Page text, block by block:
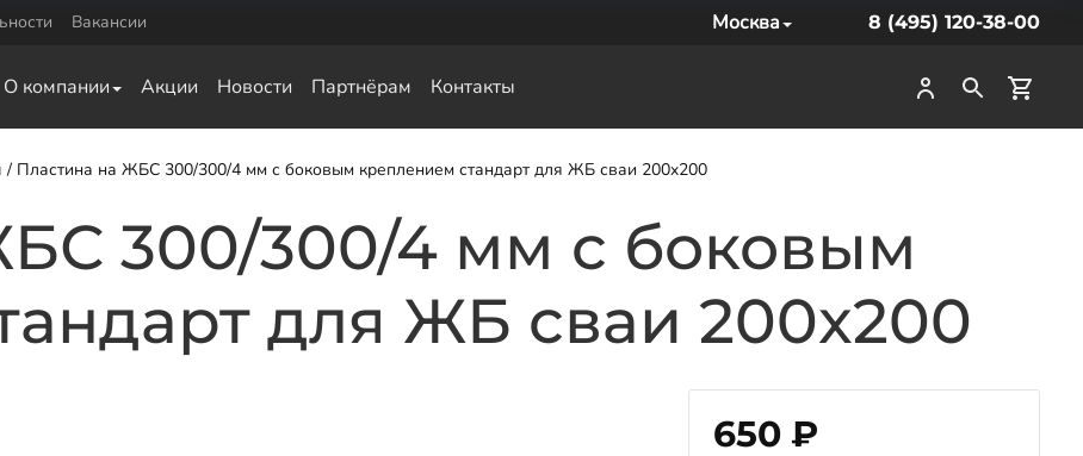
Вакансии Москва 8 (495) 120-38-00
О компании Акции Новости Партнёрам Контакты
свай
свай
Оголовки для винтовых свай
Пластина на ЖБС 300/300/4 мм с боковым креплением стандарт для ЖБ сваи 200x200
300/300/4 мм с боковым
для ЖБ сваи 200x200
650 ₽